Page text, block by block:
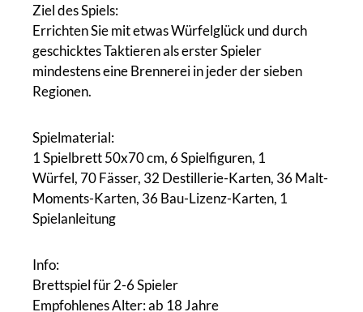
Ziel des Spiels:
Errichten Sie mit etwas Würfelglück und durch
geschicktes Taktieren als erster Spieler
mindestens eine Brennerei in jeder der sieben
Regionen.
Spielmaterial:
1 Spielbrett 50x70 cm, 6 Spielfiguren, 1
Würfel, 70 Fässer, 32 Destillerie-Karten, 36 Malt-
Moments-Karten, 36 Bau-Lizenz-Karten, 1
Spielanleitung
Info:
Brettspiel für 2-6 Spieler
Empfohlenes Alter: ab 18 Jahre